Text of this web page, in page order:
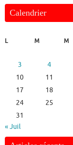
Calendrier
L
M M
3
4
10
11
17
18
24
25
31
« Juil